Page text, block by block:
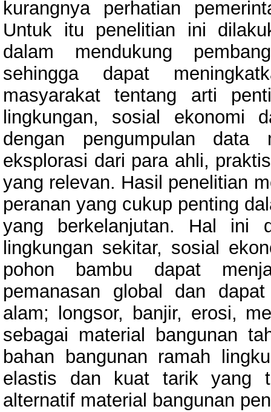
kurangnya perhatian
Untuk itu penelitian ini
dalam mendukung
sehingga dapat
masyarakat tentang arti
lingkungan, sosial ekonomi
dengan pengumpulan data
eksplorasi dari para ahli,
yang relevan. Hasil penelitian
peranan yang cukup penting
yang berkelanjutan. Hal ini
lingkungan sekitar, sosial
pohon bambu dapat
pemanasan global dan
alam; longsor, banjir, erosi,
sebagai material bangunan
bahan bangunan ramah
elastis dan kuat tarik yang
alternatif material bangunan